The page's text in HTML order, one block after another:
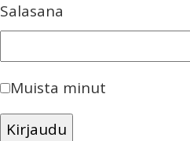
Salasana
Muista minut